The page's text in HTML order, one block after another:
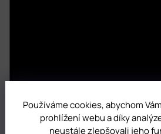
Používáme cookies, abychom
prohlížení webu a díky
neustále zlepšovali jeho